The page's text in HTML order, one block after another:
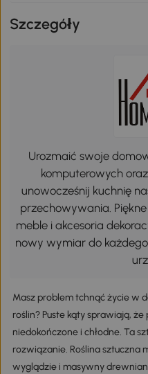
Szczegóły
Urozmaić swoje
komputerowych
unowocześnij kuchnię
przechowywania. Piękne
meble i akcesoria
nowy wymiar do
Masz problem tchnąć życie w
roślin? Puste kąty sprawiają,
niedokończone i chłodne. Ta
rozwiązanie. Roślina sztuczna
wyglądzie i masywny